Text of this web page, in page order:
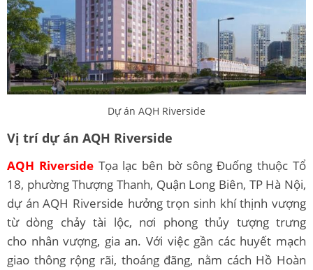
Dự án AQH Riverside
Vị trí dự án AQH Riverside
AQH Riverside Tọa lạc bên bờ sông Đuống thuộc Tổ
18, phường Thượng Thanh, Quận Long Biên, TP Hà Nội,
dự án AQH Riverside hưởng trọn sinh khí thịnh vượng
từ dòng chảy tài lộc, nơi phong thủy tượng trưng
cho nhân vượng, gia an. Với việc gần các huyết mạch
giao thông rộng rãi, thoáng đãng, nằm cách Hồ Hoàn